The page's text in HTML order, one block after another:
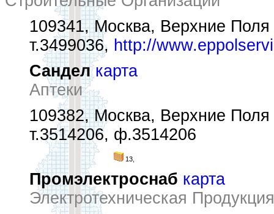
109341, Москва, Верхние Поля
т.3499036, http://
Сандел карта
Аптеки
109382, Москва, Верхние Поля
т.3514206, ф.3514206
13,
Промэлектроснаб карта
Электротехническая